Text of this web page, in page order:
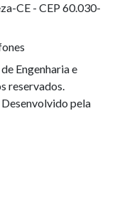
CE - CEP 60.030-
Engenharia e
reservados.
pela